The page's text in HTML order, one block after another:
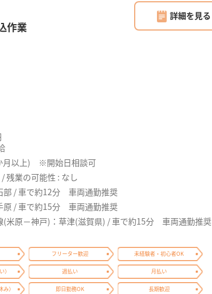
詳細を見る
作業
月以上) ※開始日相談可
残業の可能性 : なし
部 / 車で約12分 車両通勤推奨
原 / 車で約15分 車両通勤推奨
(米原－神戸)：草津(滋賀県) / 車で約15分 車両通勤推奨
フリーター歓迎 未経験者・初心者OK
） 週払い 月払い
） 即日勤務OK 長期歓迎